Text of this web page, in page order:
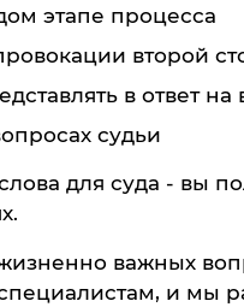
этапе процесса
второй
в ответ на
судьи
для суда - вы
важных
и мы